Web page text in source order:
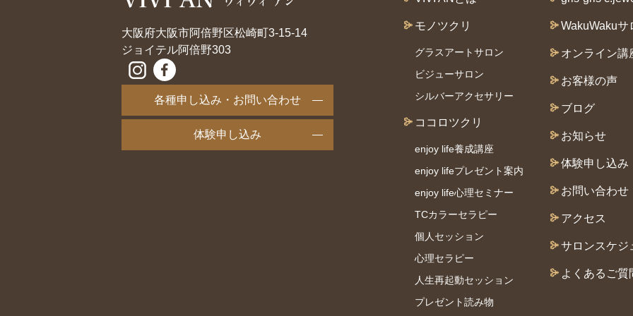
大阪府大阪市阿倍野区松崎町3-15-14
ジョイテル阿倍野303
各種申し込み・お問い合わせ
体験申し込み
モノツクリ
グラスアートサロン
ビジューサロン
シルバーアクセサリー
ココロツクリ
enjoy life養成講座
enjoy lifeプレゼント案内
enjoy life心理セミナー
TCカラーセラピー
個⼈セッション
⼼理セラピー
人生再起動セッション
プレゼント読み物
WakuWakuサ
オンライン講
お客様の声
ブログ
お知らせ
体験申し込み
お問い合わせ
アクセス
サロンスケジ
よくあるご質